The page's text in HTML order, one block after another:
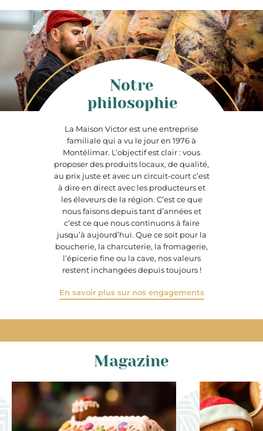
La Maison Victor est une entreprise
familiale qui a vu le jour en 1976 à
Montélimar. L’objectif est clair : vous
proposer des produits locaux, de qualité,
au prix juste et avec un circuit-court c’est
à dire en direct avec les producteurs et
les éleveurs de la région. C’est ce que
nous faisons depuis tant d’années et
c’est ce que nous continuons à faire
jusqu’à aujourd’hui. Que ce soit pour la
boucherie, la charcuterie, la fromagerie,
l’épicerie fine ou la cave, nos valeurs
restent inchangées depuis toujours !
En savoir plus sur nos engagements
Notre
philosophie
Magazine